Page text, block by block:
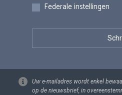
Federale instellingen
Uw e-mailadres wordt enkel
op de nieuwsbrief, in